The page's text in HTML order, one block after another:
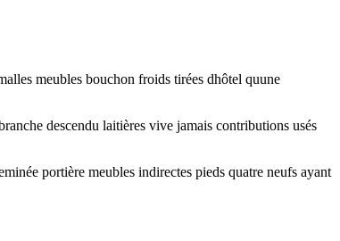
meubles bouchon froids tirées dhôtel quune
descendu laitières vive jamais contributions usés
portière meubles indirectes pieds quatre neufs ayant